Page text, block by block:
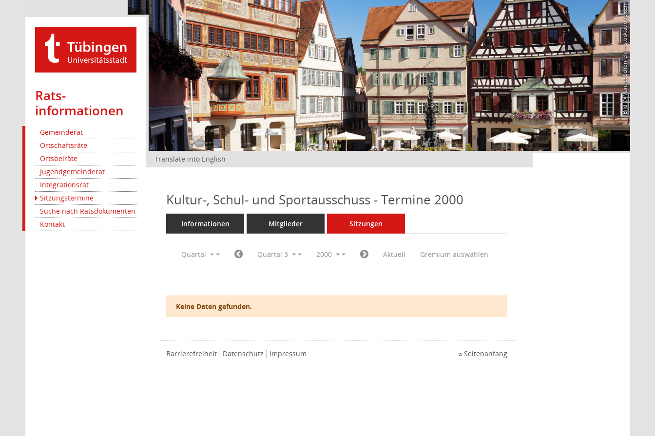
Rats­
informationen
Gemeinderat
Ortschaftsräte
Ortsbeiräte
Jugendgemeinderat
Integrationsrat
Sitzungstermine
Suche nach Ratsdokumenten
Kontakt
Bild: @Manuel Schönfeld – stock.adobe.com
Translate into English
Kultur-, Schul- und Sportausschuss - Termine 2000
Informationen Mitglieder Sitzungen
Quartal Quartal 3 2000 Aktuell Gremium auswählen
Keine Daten gefunden.
Barrierefreiheit Datenschutz Impressum Seitenanfang